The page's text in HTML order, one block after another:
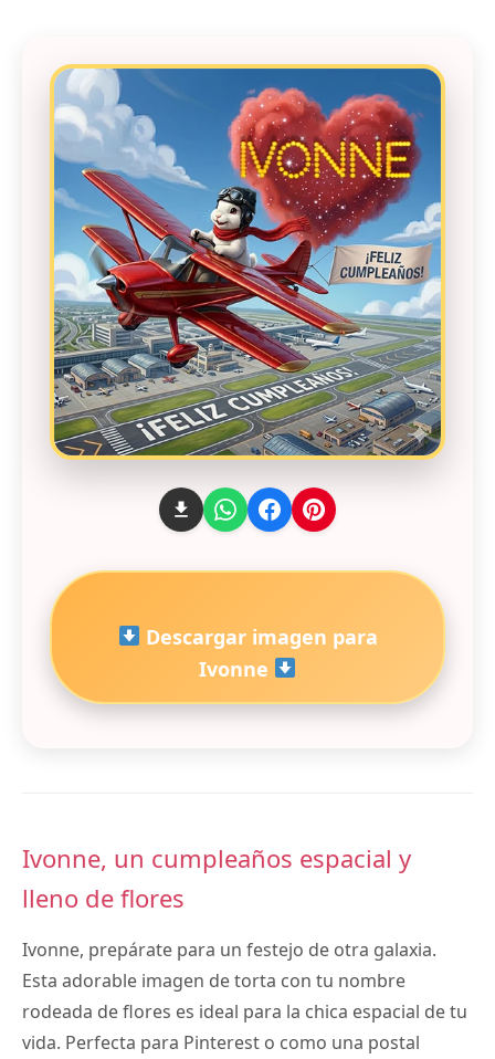
Descargar imagen para
Ivonne
Ivonne, un cumpleaños espacial y
lleno de flores
Ivonne, prepárate para un festejo de otra galaxia.
Esta adorable imagen de torta con tu nombre
rodeada de flores es ideal para la chica espacial de tu
vida. Perfecta para Pinterest o como una postal